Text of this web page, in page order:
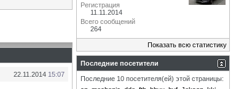
22.11.2014 15:07
Регистрация
11.11.2014
Всего сообщений
264
Показать всю статистику
Последние посетители
Последние 10 посетителя(ей) этой страницы: